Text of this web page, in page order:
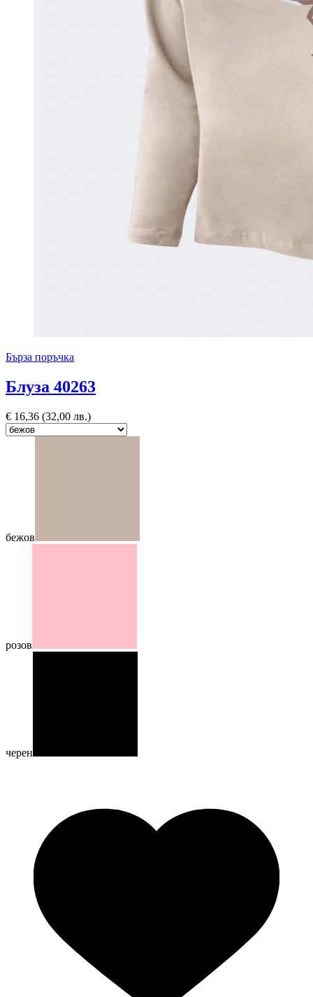
Бърза поръчка
Блуза 40263
€ 16,36 (32,00 лв.)
бежов
розов
черен